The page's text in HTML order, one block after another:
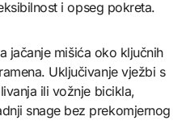
i opseg pokreta.
jačanje mišića oko ključnih
Uključivanje vježbi s
ili vožnje bicikla,
snage bez prekomjernog